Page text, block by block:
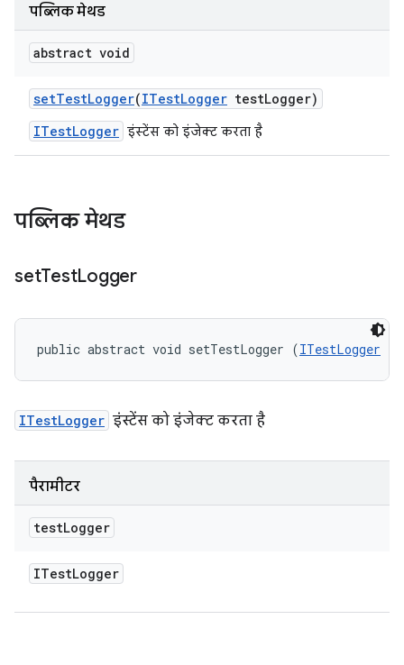
पब्लिक मेथड
abstract void
setTestLogger(ITestLogger testLogger)
ITestLogger इंस्टेंस को इंजेक्ट करता है
पब्लिक मेथड
setTestLogger
public abstract void setTestLogger (ITestLogger
ITestLogger इंस्टेंस को इंजेक्ट करता है
पैरामीटर
testLogger
ITestLogger